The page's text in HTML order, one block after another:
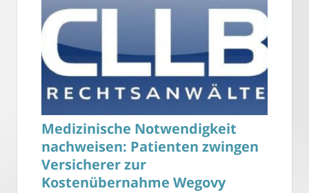
Medizinische Notwendigkeit
nachweisen: Patienten zwingen
Versicherer zur
Kostenübernahme Wegovy